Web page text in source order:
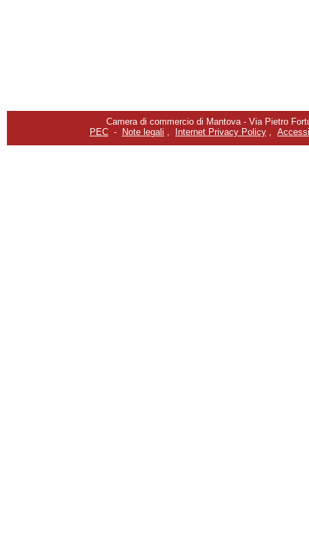
Camera di commercio di Mantova - Via Pietro
PEC - Note legali , Internet Privacy Policy ,